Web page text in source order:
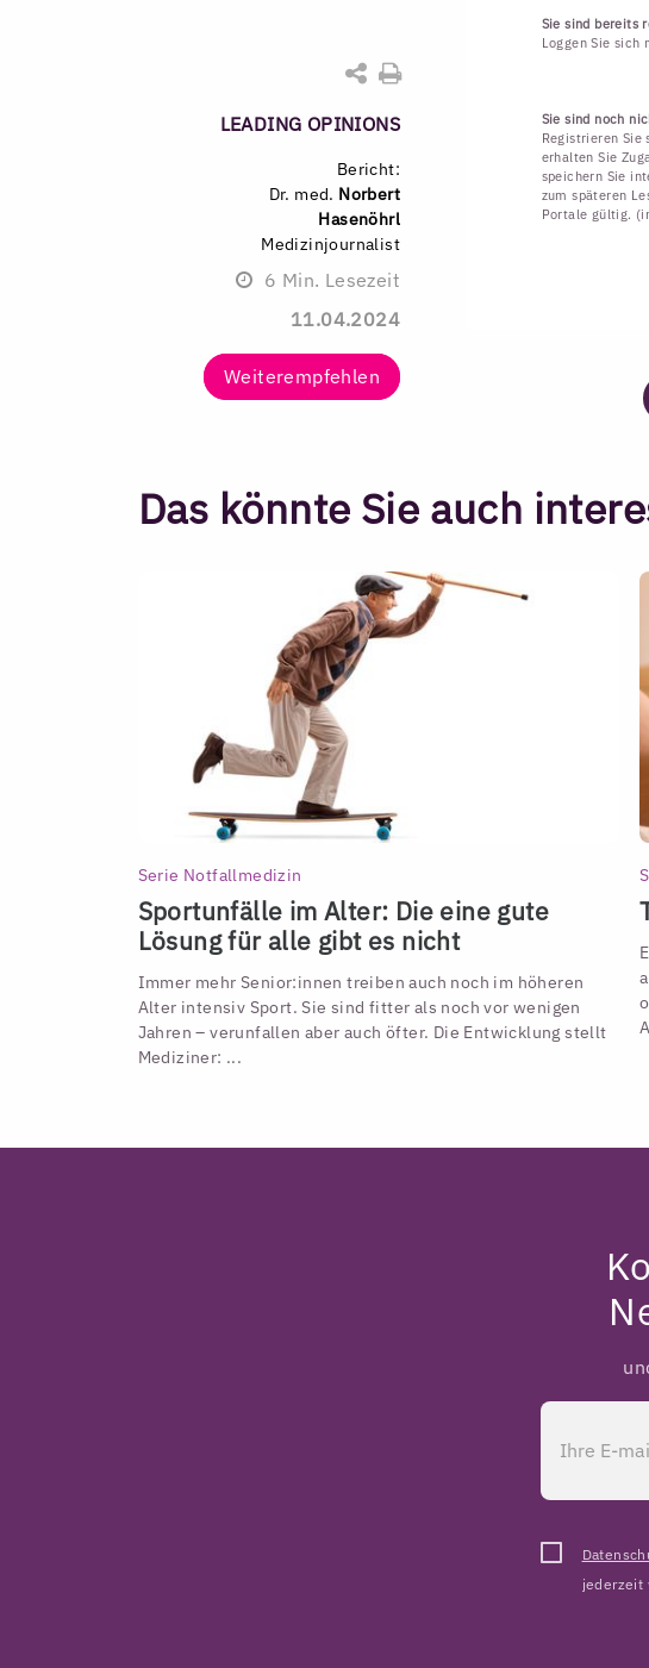
LEADING OPINIONS
Bericht:
Dr. med. Norbert
Hasenöhrl
Medizinjournalist
6 Min. Lesezeit
11.04.2024
Weiterempfehlen
Sie sind bereits
Loggen Sie
Sie sind noch
Registrieren
erhalten Sie
speichern Sie
zum späteren
Portale gültig.
Das könnte Sie auch
Serie Notfallmedizin
Sportunfälle im Alter: Die eine gute
Lösung für alle gibt es nicht
Immer mehr Senior:innen treiben auch noch im höheren
Alter intensiv Sport. Sie sind fitter als noch vor wenigen
Jahren – verunfallen aber auch öfter. Die Entwicklung stellt
Mediziner: ...
jederzeit